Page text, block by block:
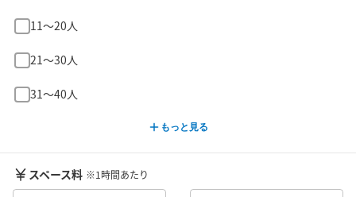
11〜20人
21〜30人
31〜40人
もっと見る
スペース料 ※1時間あたり